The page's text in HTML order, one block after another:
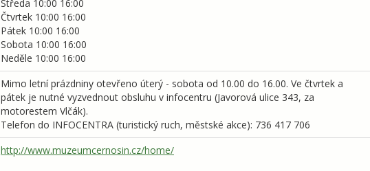
Středa 10:00 16:00
Čtvrtek 10:00 16:00
Pátek 10:00 16:00
Sobota 10:00 16:00
Neděle 10:00 16:00
Mimo letní prázdniny otevřeno úterý - sobota od 10.00 do 16.00. Ve čtvrtek a
pátek je nutné vyzvednout obsluhu v infocentru (Javorová ulice 343, za
motorestem Vlčák).
Telefon do INFOCENTRA (turistický ruch, městské akce): 736 417 706
http://www.muzeumcernosin.cz/home/